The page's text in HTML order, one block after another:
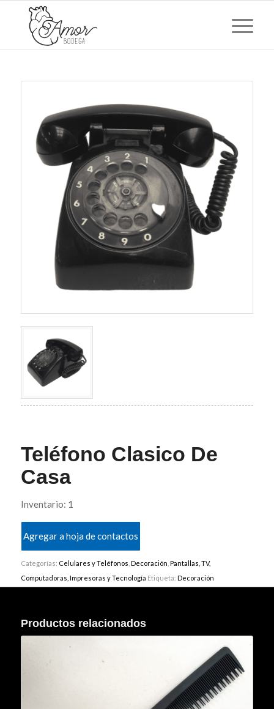
Teléfono Clasico De
Casa
Inventario: 1
Agregar a hoja de contactos
Categorías: Celulares y Teléfonos Decoración Pantallas, TV,
Computadoras, Impresoras y Tecnología Etiqueta: Decoración
Productos relacionados